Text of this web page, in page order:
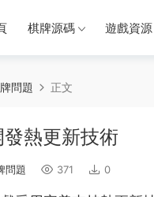
棋牌源碼 遊戲資源
問題 正文
熱更新技術
問題 371 0